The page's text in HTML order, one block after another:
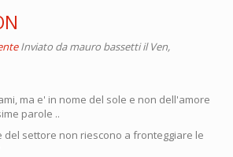
Inviato damauro bassettiil Ven,
ma e' in nome del sole e non dell'amore
parole ..
del settore non riescono a fronteggiare le